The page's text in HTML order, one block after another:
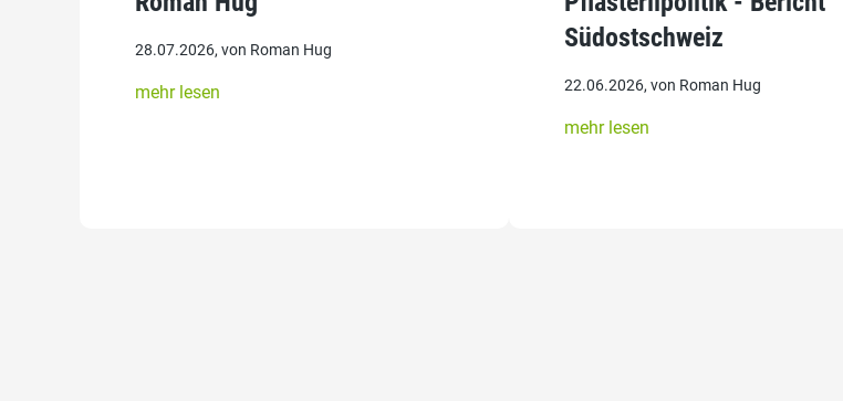
28.07.2026, von Roman Hug
mehr lesen
Südostschweiz
22.06.2026, von Roman Hug
mehr lesen